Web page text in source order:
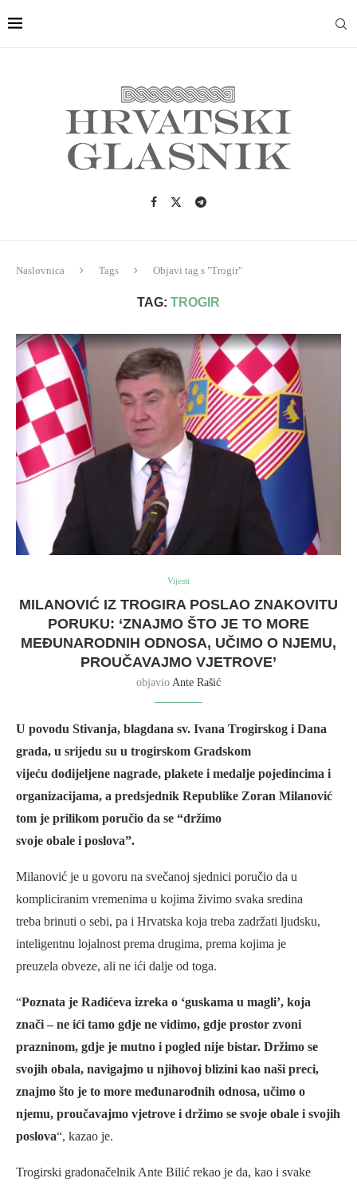
Naslovnica Tags Objavi tag s "Trogir"
TAG: TROGIR
Vijesti
MILANOVIĆ IZ TROGIRA POSLAO ZNAKOVITU
PORUKU: ‘ZNAJMO ŠTO JE TO MORE
MEĐUNARODNIH ODNOSA, UČIMO O NJEMU,
PROUČAVAJMO VJETROVE’
objavio Ante Rašić
U povodu Stivanja, blagdana sv. Ivana Trogirskog i Dana
grada, u srijedu su u trogirskom Gradskom
vijeću dodijeljene nagrade, plakete i medalje pojedincima i
organizacijama, a predsjednik Republike Zoran Milanović
tom je prilikom poručio da se “držimo
svoje obale i poslova”.
Milanović je u govoru na svečanoj sjednici poručio da u
kompliciranim vremenima u kojima živimo svaka sredina
treba brinuti o sebi, pa i Hrvatska koja treba zadržati ljudsku,
inteligentnu lojalnost prema drugima, prema kojima je
preuzela obveze, ali ne ići dalje od toga.
“Poznata je Radićeva izreka o ‘guskama u magli’, koja
znači – ne ići tamo gdje ne vidimo, gdje prostor zvoni
prazninom, gdje je mutno i pogled nije bistar. Držimo se
svojih obala, navigajmo u njihovoj blizini kao naši preci,
znajmo što je to more međunarodnih odnosa, učimo o
njemu, proučavajmo vjetrove i držimo se svoje obale i svojih
poslova“, kazao je.
Trogirski gradonačelnik Ante Bilić rekao je da, kao i svake